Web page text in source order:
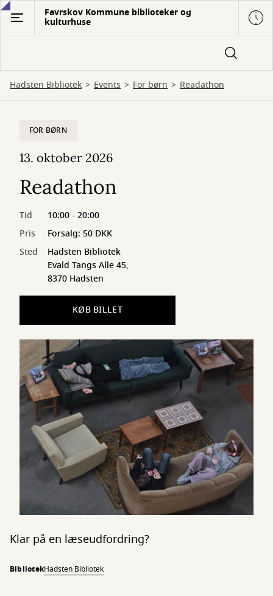
Gå
hovedindhold
Favrskov Kommune biblioteker og
kulturhuse
Hadsten Bibliotek Events For børn Readathon
FOR BØRN
13. oktober 2026
Readathon
Tid
10:00 - 20:00
Pris
Forsalg: 50 DKK
Sted
Hadsten Bibliotek
Evald Tangs Alle 45,
8370 Hadsten
KØB BILLET
Klar på en læseudfordring?
BibliotekHadsten Bibliotek